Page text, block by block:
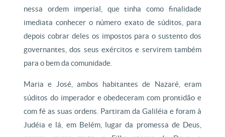
nessa ordem imperial, que tinha como finalidade
imediata conhecer o número exato de súditos, para
depois cobrar deles os impostos para o sustento dos
governantes, dos seus exércitos e servirem também
para o bem da comunidade.
Maria e José, ambos habitantes de Nazaré, eram
súditos do imperador e obedeceram com prontidão e
com fé as suas ordens. Partiram da Galiléia e foram à
Judéia e lá, em Belém, lugar da promessa de Deus,